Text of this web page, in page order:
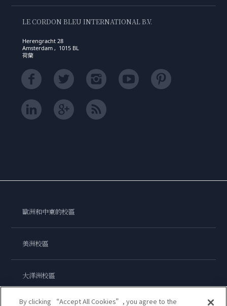
LE CORDON BLEU INTERNATIONAL B.V.
Herengracht 28
Amsterdam , 1015 BL
荷蘭
歐洲和中東的校區
美洲校區
大洋洲校區
By clicking “Accept All Cookies”, you agree to the